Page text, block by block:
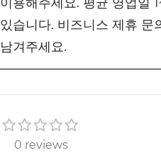
있습니다. 비즈니스 제휴 문
남겨주세요.
0 reviews